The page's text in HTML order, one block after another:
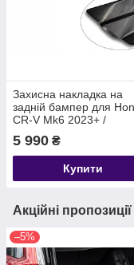
Захисна накладка на
задній бампер для
CR-V Mk6 2023+ /
нерж.сталь/
5 990 ₴
Купити
Акційні
–5%